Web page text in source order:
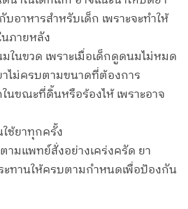
อาหารสำหรับเด็ก เพราะจะทำให้
นภายหลัง
ในขวด เพราะเมื่อเด็กดูดนมไม่หมด
าไม่ครบตามขนาดที่ต้องการ
นขณะที่ดิ้นหรือร้องไห้ เพราะอาจ
ช้ยาทุกครั้ง
ามแพทย์สั่งอย่างเคร่งครัด ยา
ทานให้ครบตามกำหนดเพื่อป้องกัน